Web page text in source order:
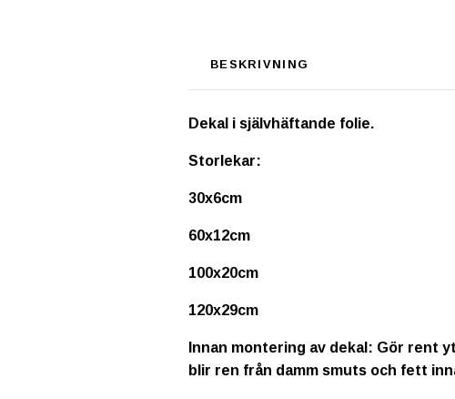
BESKRIVNING
Dekal i självhäftande folie.
Storlekar:
30x6cm
60x12cm
100x20cm
120x29cm
Innan montering av dekal: Gör rent
blir ren från damm smuts och fett